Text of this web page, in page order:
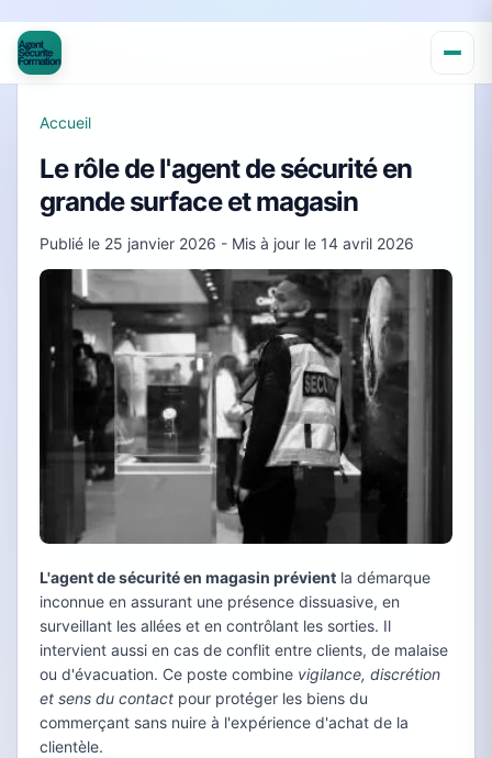
Accueil
Le rôle de l'agent de sécurité en
grande surface et magasin
Publié le 25 janvier 2026 - Mis à jour le 14 avril 2026
L'agent de sécurité en magasin prévient la démarque
inconnue en assurant une présence dissuasive, en
surveillant les allées et en contrôlant les sorties. Il
intervient aussi en cas de conflit entre clients, de malaise
ou d'évacuation. Ce poste combine vigilance, discrétion
et sens du contact pour protéger les biens du
commerçant sans nuire à l'expérience d'achat de la
clientèle.